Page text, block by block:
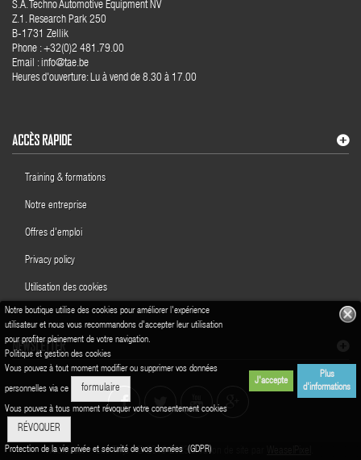
Notre boutique utilise des cookies pour améliorer l'expérience
utilisateur et nous vous recommandons d'accepter leur utilisation
pour profiter pleinement de votre navigation.
Politique et gestion des cookies
Vous pouvez à tout moment modifier ou supprimer vos données
personnelles via ce formulaire
Vous pouvez à tous moment révoquer votre consentement cookies
RÉVOQUER
Protection de la vie privée et sécurité de vos données (GDPR)
J'accepte
Plus
d'informations
S.A. Techno Automotive Equipment NV
Z.1. Research Park 250
B-1731 Zellik
Phone : +32(0)2 481.79.00
Email : info@tae.be
Heures d'ouverture: Lu à vend de 8.30 à 17.00
ACCÈS RAPIDE
Training & formations
Notre entreprise
Offres d'emploi
Privacy policy
Utilisation des cookies
NEWSLETTER
WebMaster : Luc Thijs | © 2016-2023 création de site par